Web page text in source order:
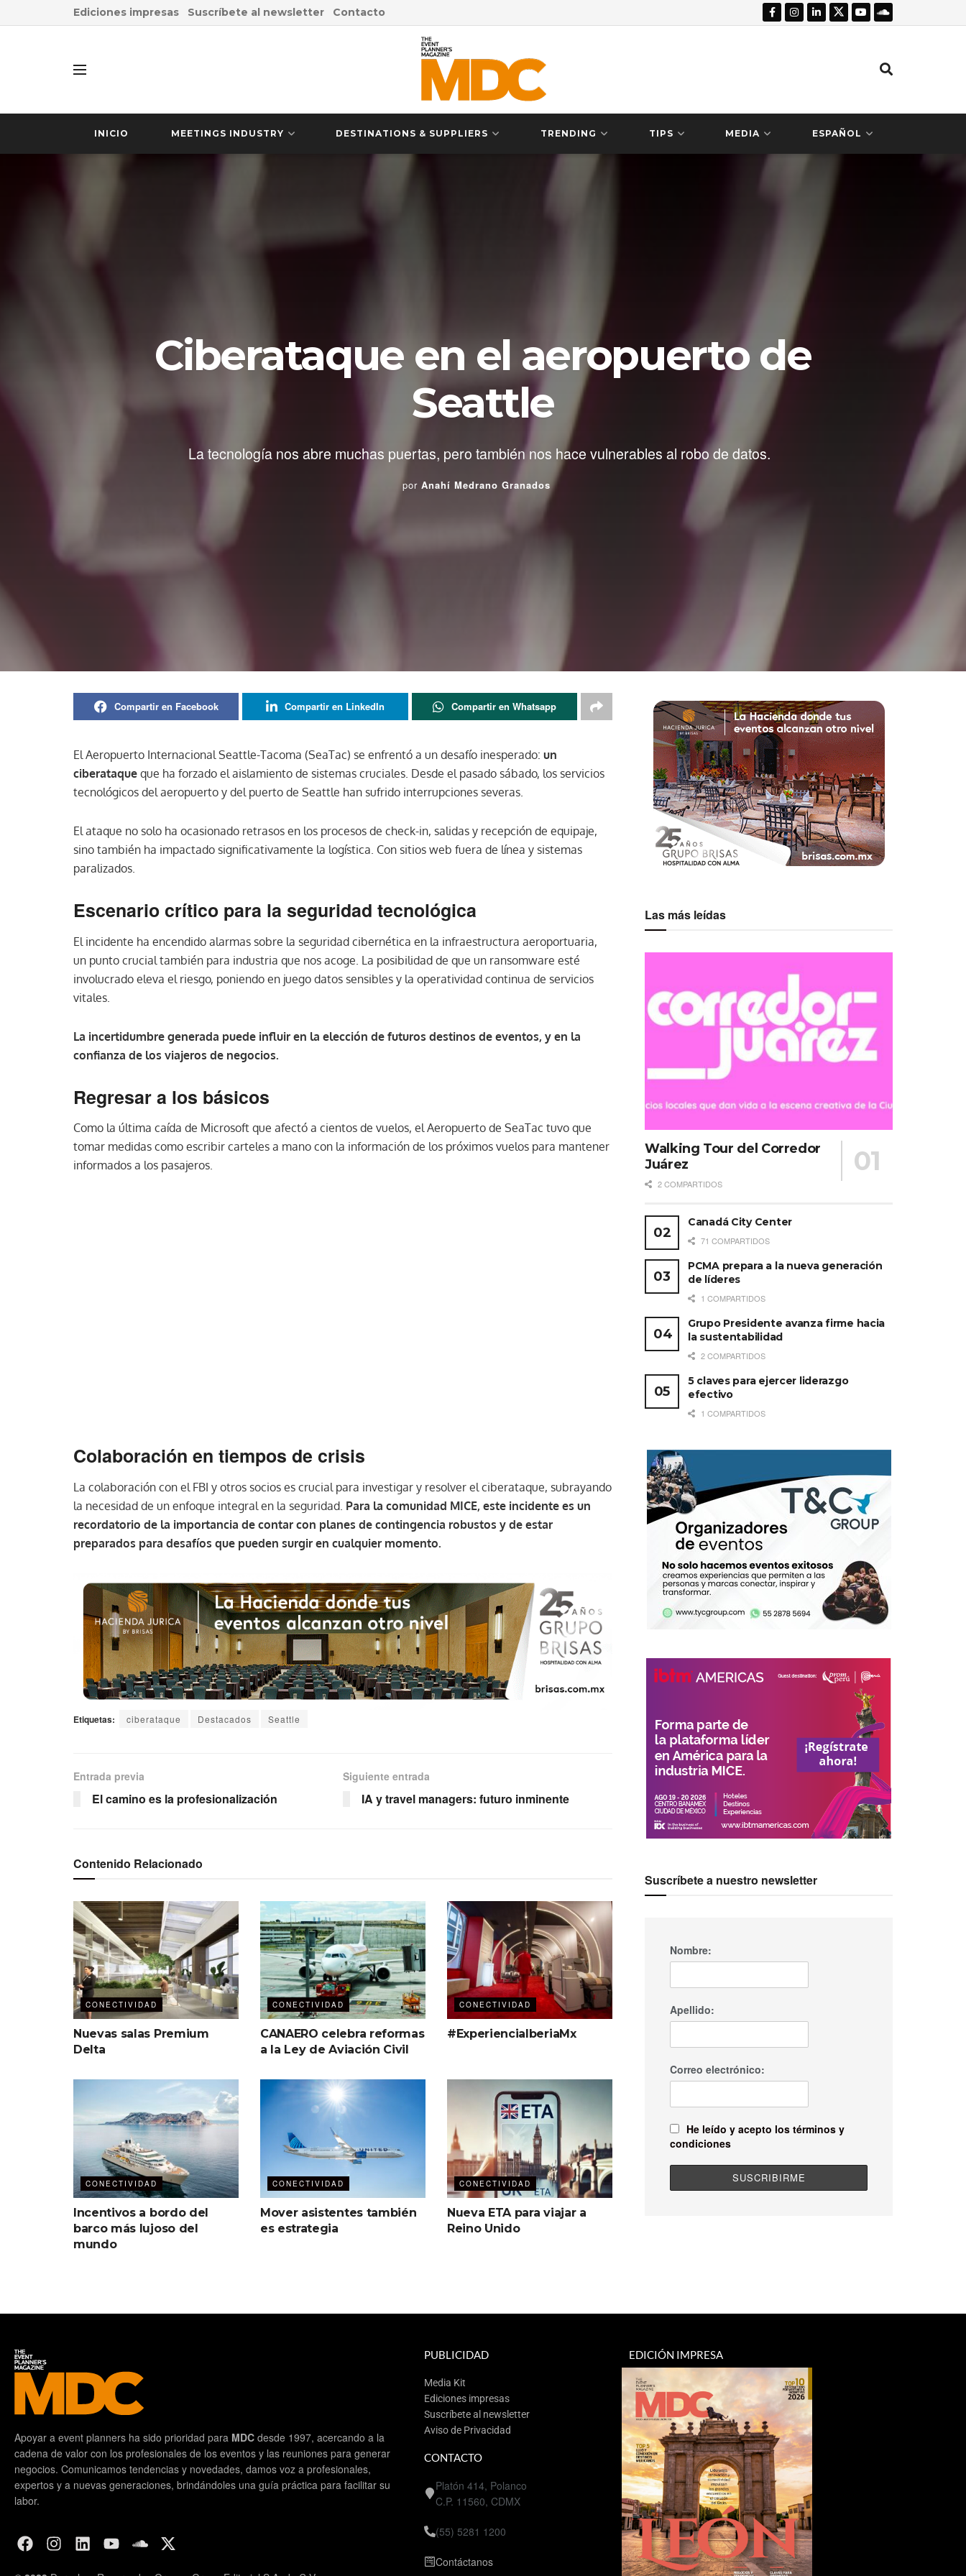
Ediciones impresas Suscríbete al newsletter Contacto
INICIO MEETINGS INDUSTRY DESTINATIONS & SUPPLIERS TRENDING TIPS MEDIA ESPAÑOL
Ciberataque en el aeropuerto de
Seattle
La tecnología nos abre muchas puertas, pero también nos hace vulnerables al robo de datos.
por Anahí Medrano Granados
Compartir en Facebook Compartir en LinkedIn Compartir en Whatsapp
El Aeropuerto Internacional Seattle-Tacoma (SeaTac) se enfrentó a un desafío inesperado: un
ciberataque que ha forzado el aislamiento de sistemas cruciales. Desde el pasado sábado, los servicios
tecnológicos del aeropuerto y del puerto de Seattle han sufrido interrupciones severas.
El ataque no solo ha ocasionado retrasos en los procesos de check-in, salidas y recepción de equipaje,
sino también ha impactado significativamente la logística. Con sitios web fuera de línea y sistemas
paralizados.
Escenario crítico para la seguridad tecnológica
El incidente ha encendido alarmas sobre la seguridad cibernética en la infraestructura aeroportuaria,
un punto crucial también para industria que nos acoge. La posibilidad de que un ransomware esté
involucrado eleva el riesgo, poniendo en juego datos sensibles y la operatividad continua de servicios
vitales.
La incertidumbre generada puede influir en la elección de futuros destinos de eventos, y en la
confianza de los viajeros de negocios.
Regresar a los básicos
Como la última caída de Microsoft que afectó a cientos de vuelos, el Aeropuerto de SeaTac tuvo que
tomar medidas como escribir carteles a mano con la información de los próximos vuelos para mantener
informados a los pasajeros.
Colaboración en tiempos de crisis
La colaboración con el FBI y otros socios es crucial para investigar y resolver el ciberataque, subrayando
la necesidad de un enfoque integral en la seguridad. Para la comunidad MICE, este incidente es un
recordatorio de la importancia de contar con planes de contingencia robustos y de estar
preparados para desafíos que pueden surgir en cualquier momento.
Etiquetas: ciberataque Destacados Seattle
Entrada previa
El camino es la profesionalización
Siguiente entrada
IA y travel managers: futuro inminente
Contenido Relacionado
CONECTIVIDAD
Nuevas salas Premium
Delta
CONECTIVIDAD
CANAERO celebra reformas
a la Ley de Aviación Civil
CONECTIVIDAD
#ExperienciaIberiaMx
CONECTIVIDAD
Incentivos a bordo del
barco más lujoso del
mundo
CONECTIVIDAD
Mover asistentes también
es estrategia
CONECTIVIDAD
Nueva ETA para viajar a
Reino Unido
Las más leídas
Walking Tour del Corredor
Juárez
2 COMPARTIDOS
Canadá City Center
71 COMPARTIDOS
PCMA prepara a la nueva generación
de líderes
1 COMPARTIDOS
Grupo Presidente avanza firme hacia
la sustentabilidad
2 COMPARTIDOS
5 claves para ejercer liderazgo
efectivo
1 COMPARTIDOS
Suscríbete a nuestro newsletter
Nombre:
Apellido:
Correo electrónico:
He leído y acepto los términos y
condiciones
Apoyar a event planners ha sido prioridad para MDC desde 1997, acercando a la
cadena de valor con los profesionales de los eventos y las reuniones para generar
negocios. Comunicamos tendencias y novedades, damos voz a profesionales,
expertos y a nuevas generaciones, brindándoles una guía práctica para facilitar su
labor.
PUBLICIDAD
Media Kit
Ediciones impresas
Suscríbete al newsletter
Aviso de Privacidad
CONTACTO
Platón 414, Polanco
C.P. 11560, CDMX
(55) 5281 1200
Contáctanos
EDICIÓN IMPRESA